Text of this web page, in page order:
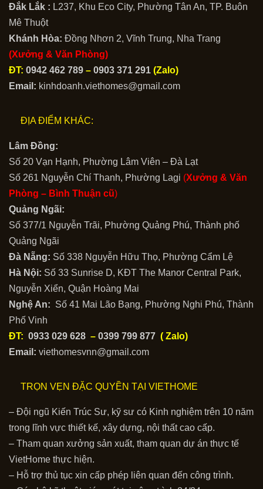
Đắk Lắk : L237, Khu Eco City, Phường Tân An, TP. Buôn
Mê Thuột
Khánh Hòa: Đồng Nhơn 2, Vĩnh Trung, Nha Trang
(Xưởng & Văn Phòng)
ĐT: 0942 462 789 – 0903 371 291 (Zalo)
Email: kinhdoanh.viethomes@gmail.com
ĐỊA ĐIỂM KHÁC:
Lâm Đồng:
Số 20 Vạn Hạnh, Phường Lâm Viên – Đà Lạt
Số 261 Nguyễn Chí Thanh, Phường Lagi (Xưởng & Văn
Phòng – Bình Thuận cũ)
Quảng Ngãi:
Số 377/1 Nguyễn Trãi, Phường Quảng Phú, Thành phố
Quảng Ngãi
Đà Nẵng: Số 338 Nguyễn Hữu Thọ, Phường Cẩm Lệ
Hà Nội: Số 33 Sunrise D, KĐT The Manor Central Park,
Nguyễn Xiển, Quận Hoàng Mai
Nghệ An: Số 41 Mai Lão Bạng, Phường Nghi Phú, Thành
Phố Vinh
ĐT: 0933 029 628 – 0399 799 877 ( Zalo)
Email: viethomesvnn@gmail.com
TRỌN VẸN ĐẶC QUYỀN TẠI VIETHOME
– Đội ngũ Kiến Trúc Sư, kỹ sư có Kinh nghiệm trên 10 năm
trong lĩnh vực thiết kế, xây dựng, nội thất cao cấp.
– Tham quan xưởng sản xuất, tham quan dự án thực tế
VietHome thực hiện.
– Hỗ trợ thủ tục xin cấp phép liên quan đến công trình.